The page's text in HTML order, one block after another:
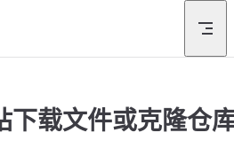
下载文件或克隆仓